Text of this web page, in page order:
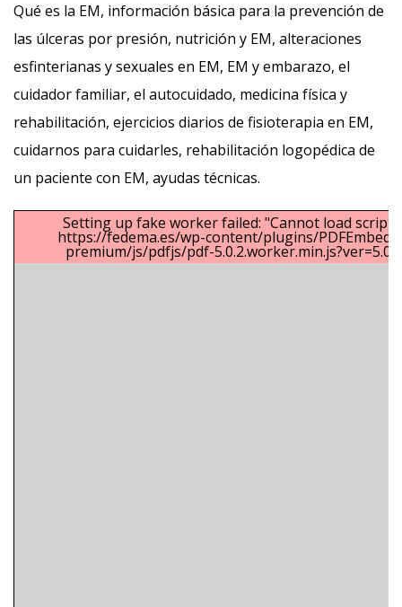
Qué es la EM, información básica para la prevención de
las úlceras por presión, nutrición y EM, alteraciones
esfinterianas y sexuales en EM, EM y embarazo, el
cuidador familiar, el autocuidado, medicina física y
rehabilitación, ejercicios diarios de fisioterapia en EM,
cuidarnos para cuidarles, rehabilitación logopédica de
un paciente con EM, ayudas técnicas.
Setting up fake worker failed: "Cannot load script
https://fedema.es/wp-content/plugins/
premium/js/pdfjs/pdf-